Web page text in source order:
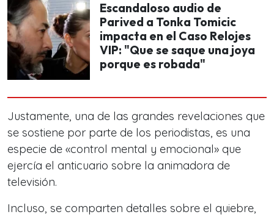
Escandaloso audio de
Parived a Tonka Tomicic
impacta en el Caso Relojes
VIP: "Que se saque una joya
porque es robada"
Justamente, una de las grandes revelaciones que
se sostiene por parte de los periodistas, es una
especie de «control mental y emocional» que
ejercía el anticuario sobre la animadora de
televisión.
Incluso, se comparten detalles sobre el quiebre,